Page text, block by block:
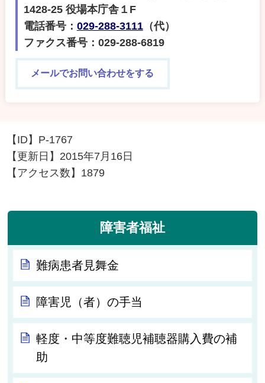
1428-25 役場本庁舎１F
電話番号： 029-288-3111（代）
ファクス番号：029-288-6819
メールでお問い合わせをする
【ID】 P-1767
【更新日】 2015年7月16日
【アクセス数】 1879
障害者福祉
難病患者見舞金
障害児（者）の手当
軽度・中等度難聴児補聴器購入費の補
助